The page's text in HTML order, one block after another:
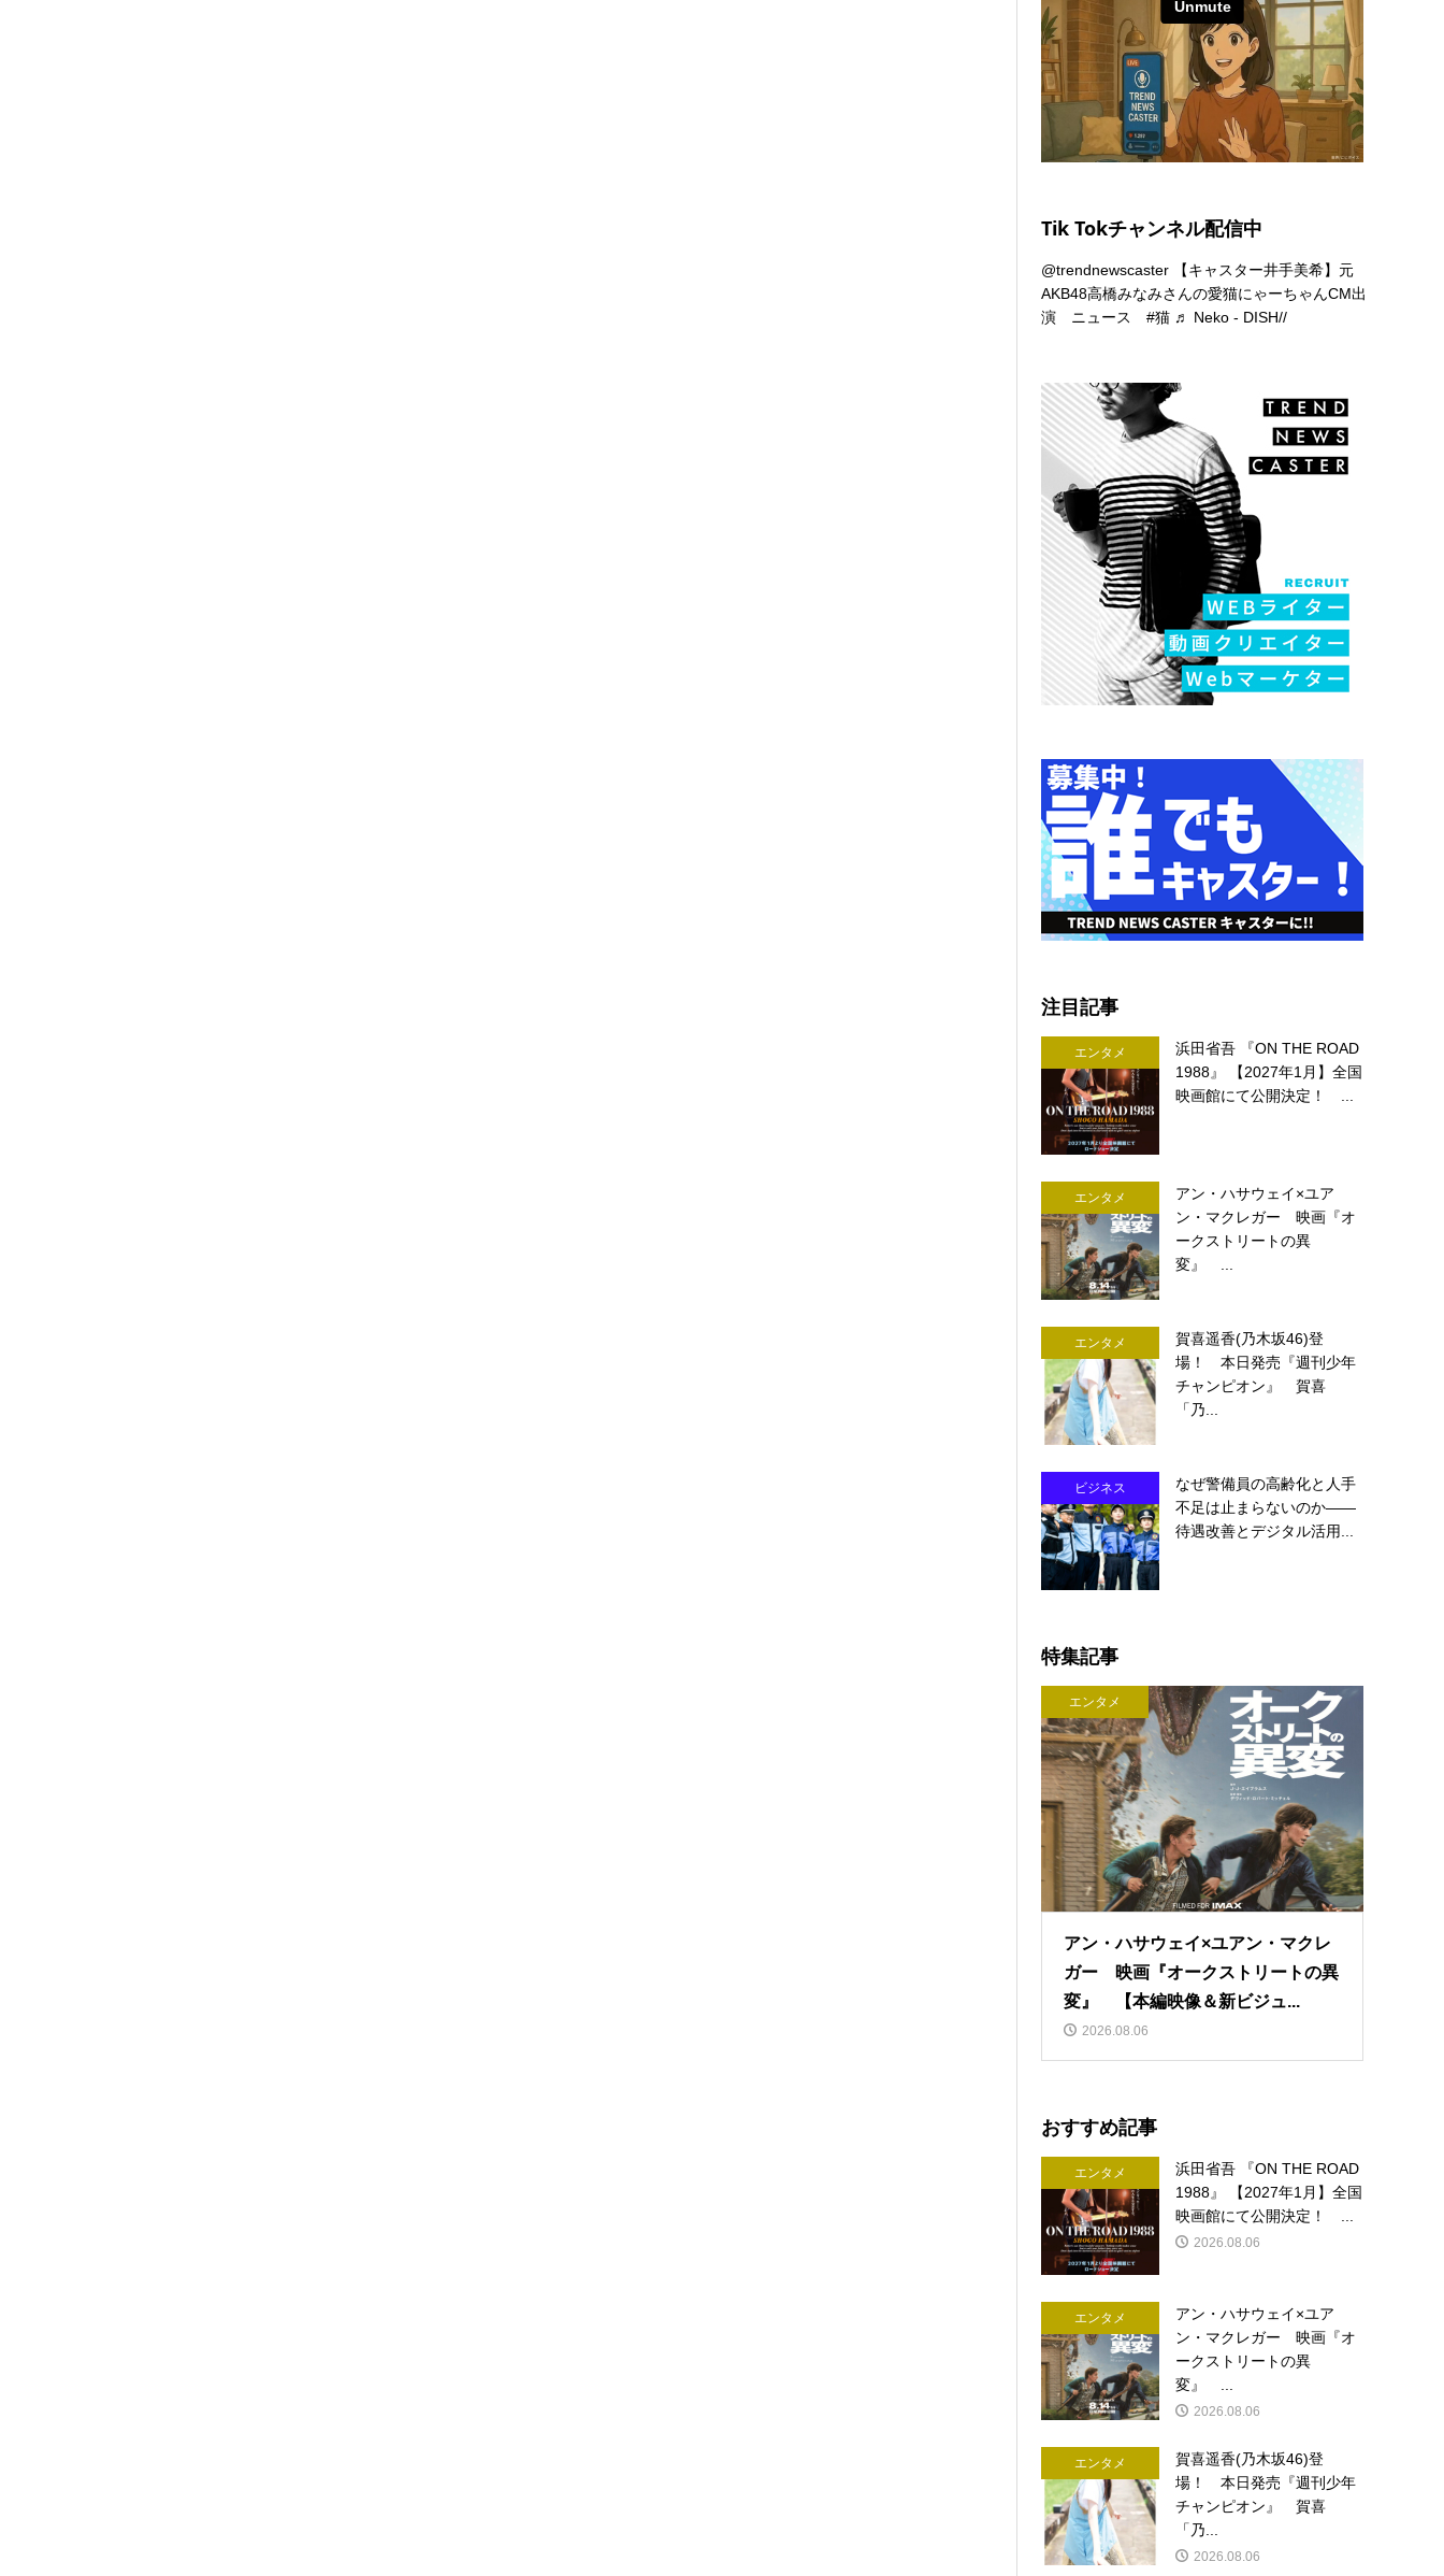
Tik Tokチャンネル配信中
@trendnewscaster 【キャスター井手美希】元
AKB48高橋みなみさんの愛猫にゃーちゃんCM出
演 ニュース#猫 ♬ Neko - DISH//
注目記事
エンタメ
浜田省吾 『ON THE ROAD
1988』 【2027年1月】全国
映画館にて公開決定！ ...
エンタメ
アン・ハサウェイ×ユア
ン・マクレガー 映画『オ
ークストリートの異
変』 ...
エンタメ
賀喜遥香(乃木坂46)登
場！ 本日発売『週刊少年
チャンピオン』 賀喜
「乃...
ビジネス
なぜ警備員の高齢化と人手
不足は止まらないのか――
待遇改善とデジタル活用...
特集記事
エンタメ
アン・ハサウェイ×ユアン・マクレ
ガー 映画『オークストリートの異
変』 【本編映像＆新ビジュ...
2026.08.06
おすすめ記事
エンタメ
浜田省吾 『ON THE ROAD
1988』 【2027年1月】全国
映画館にて公開決定！ ...
2026.08.06
エンタメ
アン・ハサウェイ×ユア
ン・マクレガー 映画『オ
ークストリートの異
変』 ...
2026.08.06
エンタメ
賀喜遥香(乃木坂46)登
場！ 本日発売『週刊少年
チャンピオン』 賀喜
「乃...
2026.08.06